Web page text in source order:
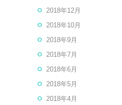
2018年12月
2018年10月
2018年9月
2018年7月
2018年6月
2018年5月
2018年4月